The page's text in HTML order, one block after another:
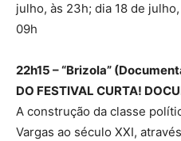
julho, às 23h; dia 18 de
09h
22h15 – “Brizola”
DO FESTIVAL CURTA!
A construção da classe
Vargas ao século XXI,